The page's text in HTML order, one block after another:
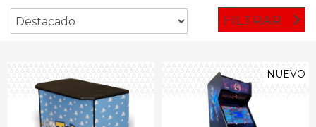
FILTRAR
NUEVO